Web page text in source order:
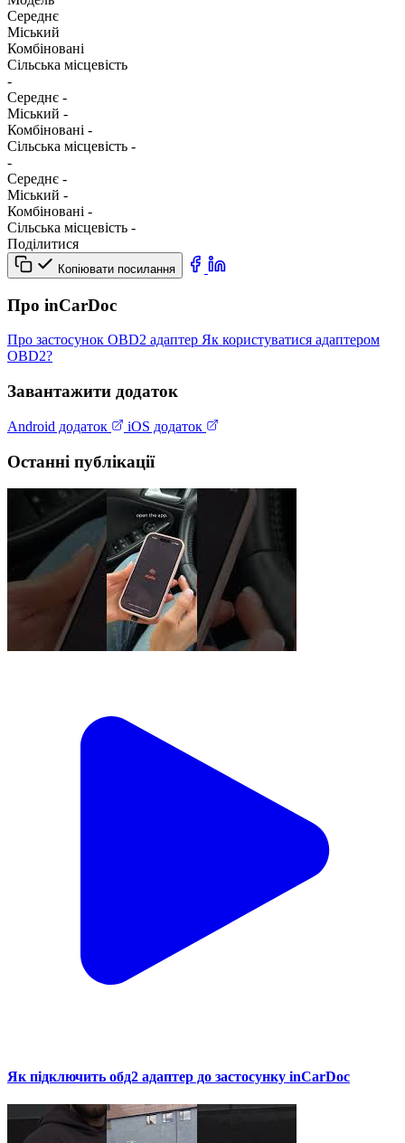
Середнє
Міський
Комбіновані
Сільська місцевість
-
Середнє -
Міський -
Комбіновані -
Сільська місцевість -
-
Середнє -
Міський -
Комбіновані -
Сільська місцевість -
Поділитися
Копіювати посилання
Про inCarDoc
Про застосунок OBD2 адаптер Як користуватися адаптером
OBD2?
Завантажити додаток
Android додаток iOS додаток
Останні публікації
Як підключить обд2 адаптер до застосунку inCarDoc